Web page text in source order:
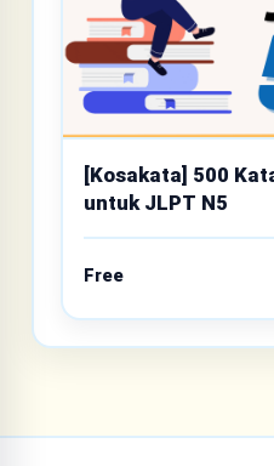
[Kosakata] 500
untuk JLPT N5
Free